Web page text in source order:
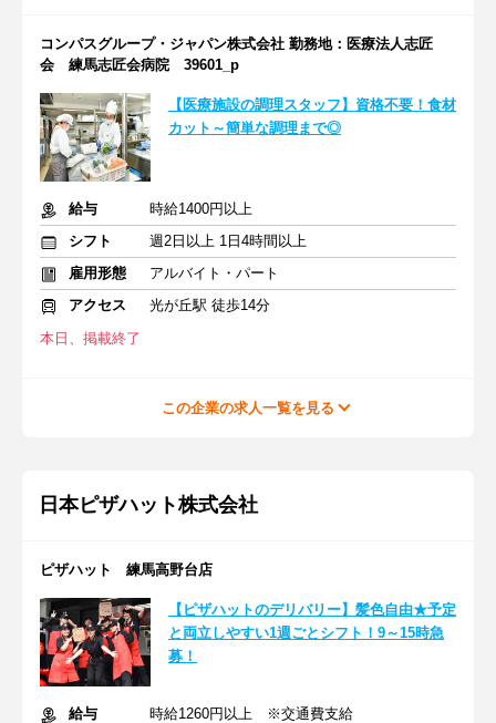
コンパスグループ・ジャパン株式会社 勤務地：医療法人志匠
会 練馬志匠会病院 39601_p
【医療施設の調理スタッフ】資格不要！食材
カット～簡単な調理まで◎
給与
時給1400円以上
シフト
週2日以上 1日4時間以上
雇用形態
アルバイト・パート
アクセス
光が丘駅 徒歩14分
本日、掲載終了
この企業の求人一覧を見る
日本ピザハット株式会社
ピザハット 練馬高野台店
【ピザハットのデリバリー】髪色自由★予定
と両立しやすい1週ごとシフト！9～15時急
募！
給与
時給1260円以上 ※交通費支給